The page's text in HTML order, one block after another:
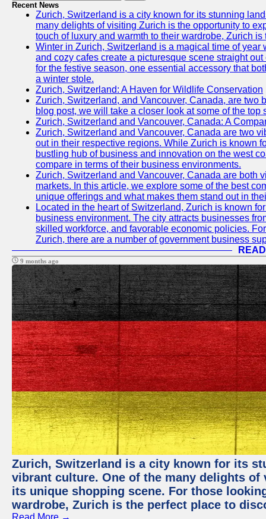
Recent News
Zurich, Switzerland is a city known for its stunning
many delights of visiting Zurich is the opportunity to
touch of luxury and warmth to their wardrobe, Zurich
Winter in Zurich, Switzerland is a magical time of
and cozy cafes create a picturesque scene straight
for the festive season, one essential accessory that
a winter stole.
Zurich, Switzerland: A Haven for Wildlife Conservation
Zurich, Switzerland, and Vancouver, Canada, are two
blog post, we will take a closer look at some of the
Zurich, Switzerland and Vancouver, Canada: A
Zurich, Switzerland and Vancouver, Canada are two
out in their respective regions. While Zurich is known
bustling hub of business and innovation on the west
compare in terms of their business environments.
Zurich, Switzerland and Vancouver, Canada are both
markets. In this article, we explore some of the best
unique offerings and what makes them stand out in
Located in the heart of Switzerland, Zurich is known
business environment. The city attracts businesses
skilled workforce, and favorable economic policies.
Zurich, there are a number of government business
9 months ago
Zurich, Switzerland is a city known for its
vibrant culture. One of the many delights
its unique shopping scene. For those
wardrobe, Zurich is the perfect place to
Read More →